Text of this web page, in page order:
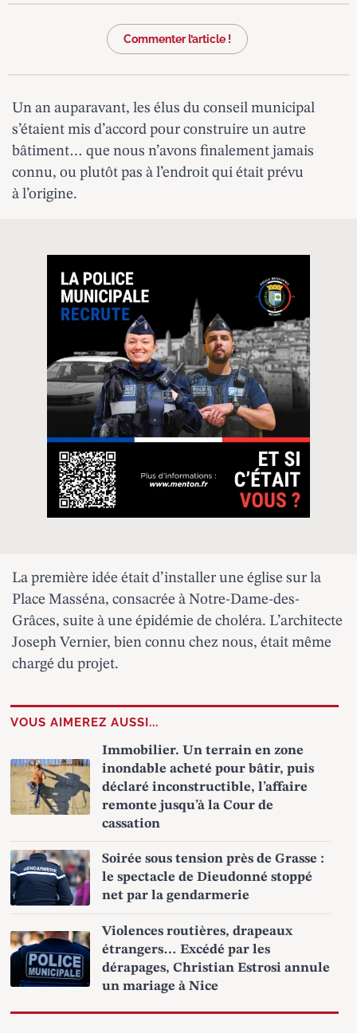
Commenter l’article !
Un an auparavant, les élus du conseil municipal
s’étaient mis d’accord pour construire un autre
bâtiment… que nous n’avons finalement jamais
connu, ou plutôt pas à l’endroit qui était prévu
à l’origine.
La première idée était d’installer une église sur la
Place Masséna, consacrée à Notre-Dame-des-
Grâces, suite à une épidémie de choléra. L’architecte
Joseph Vernier, bien connu chez nous, était même
chargé du projet.
VOUS AIMEREZ AUSSI...
Immobilier. Un terrain en zone
inondable acheté pour bâtir, puis
déclaré inconstructible, l’affaire
remonte jusqu’à la Cour de
cassation
Soirée sous tension près de Grasse :
le spectacle de Dieudonné stoppé
net par la gendarmerie
Violences routières, drapeaux
étrangers… Excédé par les
dérapages, Christian Estrosi annule
un mariage à Nice